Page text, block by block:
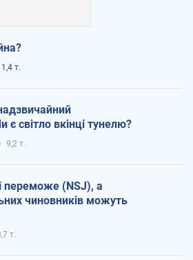
т.
є світло вкінці тунелю?
9,2 т.
переможе (NSJ), а
чиновників можуть
т.